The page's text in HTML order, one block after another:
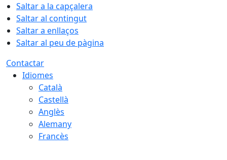
Saltar a la capçalera
Saltar al contingut
Saltar a enllaços
Saltar al peu de pàgina
Contactar
Idiomes
Català
Castellà
Anglès
Alemany
Francès